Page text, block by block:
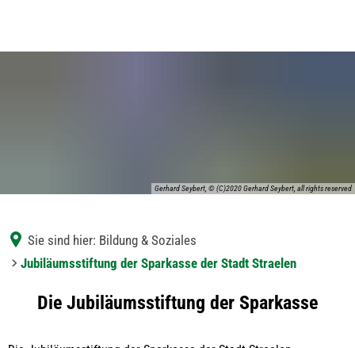
Gerhard Seybert, © (C)2020 Gerhard Seybert, all rights reserved
Sie sind hier: Bildung & Soziales
Jubiläumsstiftung der Sparkasse der Stadt Straelen
Jubiläumsstiftung
Die Jubiläumsstiftung der Sparkasse